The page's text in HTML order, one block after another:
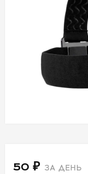
ОПЕРАТОРСКОЕ
ОБОРУДОВАНИЕ
ЗВУКОВОЕ
ОБОРУДОВАНИЕ
50 ₽ ЗА ДЕНЬ